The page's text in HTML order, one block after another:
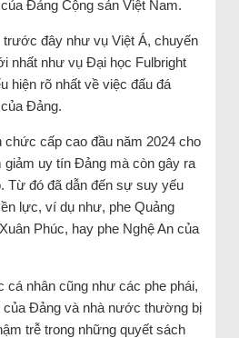
Đảng Cộng sản Việt Nam.
trước đây như vụ Việt Á, chuyến
nhất như vụ Đại học Fulbright
hiện rõ nhất về việc đấu đá
Đảng.
chức cấp cao đầu năm 2024 cho
giảm uy tín Đảng mà còn gây ra
Từ đó đã dẫn đến sự suy yếu
lực, ví dụ như, phe Quảng
Phúc, hay phe Nghệ An của
cá nhân cũng như các phe phái,
của Đảng và nhà nước thường bị
trễ trong những quyết sách